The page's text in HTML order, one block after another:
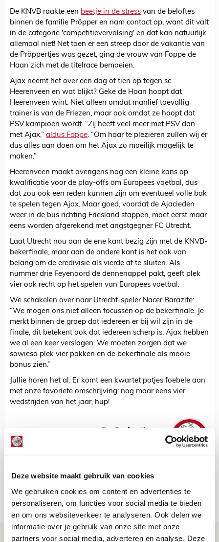
Deze website maakt gebruik van cookies
We gebruiken cookies om content en advertenties te
personaliseren, om functies voor social media te bieden
en om ons websiteverkeer te analyseren. Ook delen we
informatie over je gebruik van onze site met onze
partners voor social media, adverteren en analyse. Deze
De KNVB raakte een beetje in de stress van de beloftes
binnen de familie Pröpper en nam contact op, want dit valt
in de categorie 'competitievervalsing' en dat kan natuurlijk
allemaal niet! Net toen er een streep door de vakantie van
de Pröppertjes was gezet, ging de vrouw van Foppe de
Haan zich met de titelrace bemoeien.
Ajax neemt het over een dag of tien op tegen sc
Heerenveen en wat blijkt? Geke de Haan hoopt dat
Heerenveen wint. Niet alleen omdat manlief toevallig
trainer is van de Friezen, maar ook omdat ze hoopt dat
PSV kampioen wordt. “Zij heeft veel meer met PSV dan
met Ajax,” aldus Foppe. “Om haar te plezieren zullen wij er
dus alles aan doen om het Ajax zo moeilijk mogelijk te
maken.”
Heerenveen maakt overigens nog een kleine kans op
kwalificatie voor de play-offs om Europees voetbal, dus
dat zou ook een reden kunnen zijn om eventueel volle bak
te spelen tegen Ajax. Maar goed, voordat de Ajacieden
weer in de bus richting Friesland stappen, moet eerst maar
eens worden afgerekend met angstgegner FC Utrecht.
Laat Utrecht nou aan de ene kant bezig zijn met de KNVB-
bekerfinale, maar aan de andere kant is het ook van
belang om de eredivisie als vierde af te sluiten. Als
nummer drie Feyenoord de dennenappel pakt, geeft plek
vier ook recht op het spelen van Europees voetbal.
We schakelen over naar Utrecht-speler Nacer Barazite:
“We mogen ons niet alleen focussen op de bekerfinale. Je
merkt binnen de groep dat iedereen er bij wil zijn in de
finale, dit betekent ook dat iedereen scherp is. Ajax hebben
we al een keer verslagen. We moeten zorgen dat we
sowieso plek vier pakken en de bekerfinale als mooie
bonus zien.”
Jullie horen het al. Er komt een kwartet potjes foebele aan
met onze favoriete omschrijving: nog maar eens vier
wedstrijden van het jaar, hup!
Net binnen //
Ter Stegen over uitdagingen en